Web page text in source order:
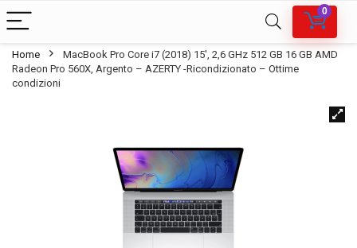
0
Home
MacBook Pro Core i7 (2018) 15′, 2,6 GHz 512 GB 16 GB AMD
Radeon Pro 560X, Argento – AZERTY -Ricondizionato – Ottime
condizioni